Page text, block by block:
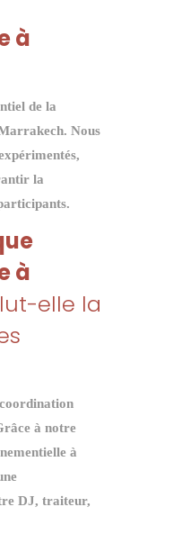
à
de la
. Nous
la
à
elle la
à notre
à
DJ, traiteur,